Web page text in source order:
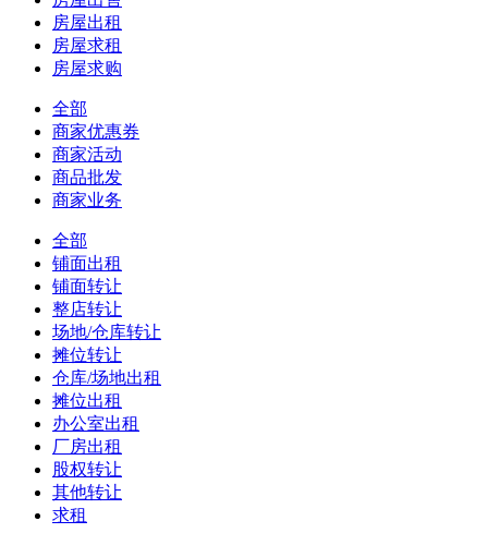
房屋出租
房屋求租
房屋求购
全部
商家优惠券
商家活动
商品批发
商家业务
全部
铺面出租
铺面转让
整店转让
场地/仓库转让
摊位转让
仓库/场地出租
摊位出租
办公室出租
厂房出租
股权转让
其他转让
求租